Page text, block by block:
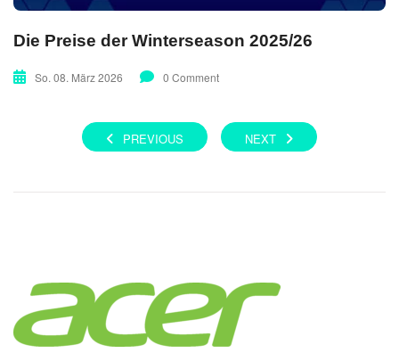
Die Preise der Winterseason 2025/26
So. 08. März 2026 0 Comment
PREVIOUS NEXT